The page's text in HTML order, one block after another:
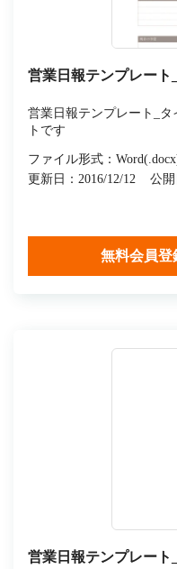
営業日報テンプレート
営業日報テンプレート_
トです
ファイル形式：
更新日：2016/12/12
公開
無料会員登
営業日報テンプレート